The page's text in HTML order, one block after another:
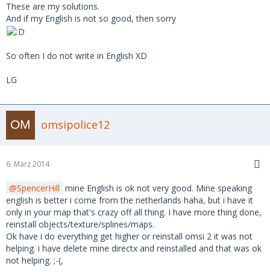
These are my solutions.
And if my English is not so good, then sorry
So often I do not write in English XD
LG
omsipolice12
6. März 2014
SpencerHill mine English is ok not very good. Mine speaking
english is better i come from the netherlands haha, but i have it
only in your map that's crazy off all thing. I have more thing done,
reinstall objects/texture/splines/maps.
Ok have i do everything get higher or reinstall omsi 2 it was not
helping. i have delete mine directx and reinstalled and that was ok
not helping. ;-(,